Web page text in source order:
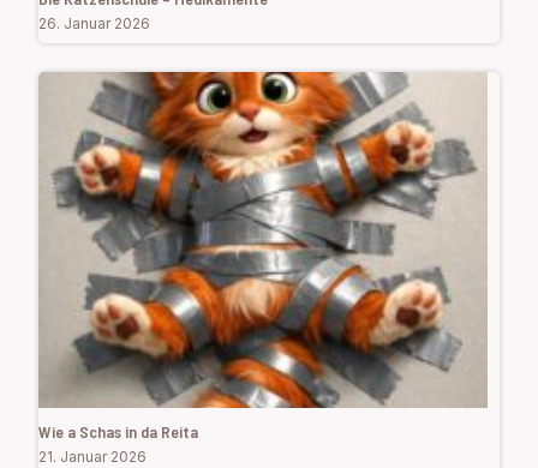
26. Januar 2026
Wie a Schas in da Reita
21. Januar 2026